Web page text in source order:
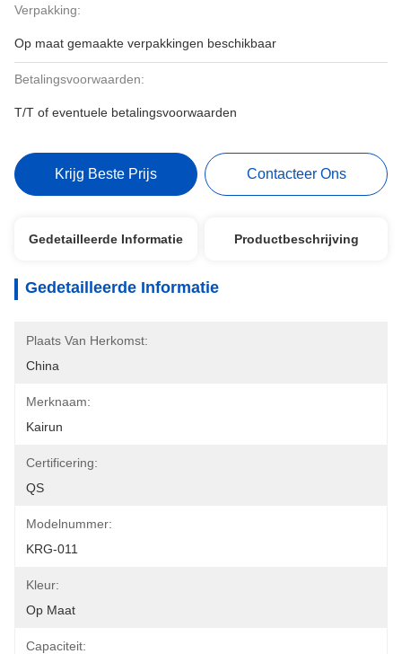
Verpakking:
Op maat gemaakte verpakkingen beschikbaar
Betalingsvoorwaarden:
T/T of eventuele betalingsvoorwaarden
Krijg Beste Prijs Contacteer Ons
Gedetailleerde Informatie Productbeschrijving
Gedetailleerde Informatie
Plaats Van Herkomst:
China
Merknaam:
Kairun
Certificering:
QS
Modelnummer:
KRG-011
Kleur:
Op Maat
Capaciteit: